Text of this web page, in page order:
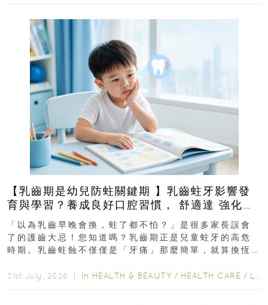
【乳齒期是幼兒防蛀關鍵期 】乳齒蛀牙影響發
育與學習？養成良好口腔習慣， 舒適達 強化琺
瑯質 兒童牙膏防護指南
「以為乳齒早晚會換，蛀了都不怕？」是很多家長誤會
了的護齒大忌！您知道嗎？乳齒期正是兒童蛀牙的高危
時期。乳齒蛀蝕不僅僅是「牙痛」那麼簡單，就算換恆
31st July, 2026 ｜ In HEALTH & BEAUTY / HEALTH CARE / LIFESTYLE